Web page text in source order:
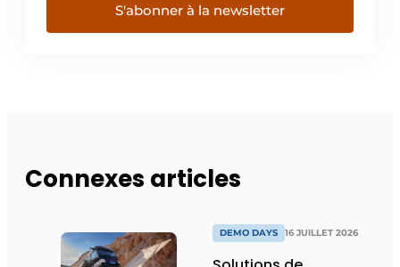
S'abonner à la newsletter
Connexes articles
DEMO DAYS 16 JUILLET 2026